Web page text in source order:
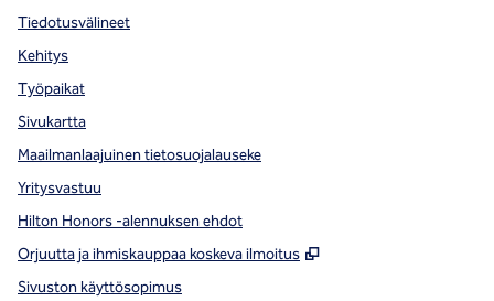
Tiedotusvälineet
Kehitys
Työpaikat
Sivukartta
Maailmanlaajuinen tietosuojalauseke
Yritysvastuu
Hilton Honors -alennuksen ehdot
Orjuutta ja ihmiskauppaa koskeva ilmoitus
,
Sivuston käyttösopimus